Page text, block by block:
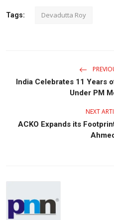
Tags: Devadutta Roy
India Celebrates 11 Years
Under PM
NEXT
ACKO Expands its